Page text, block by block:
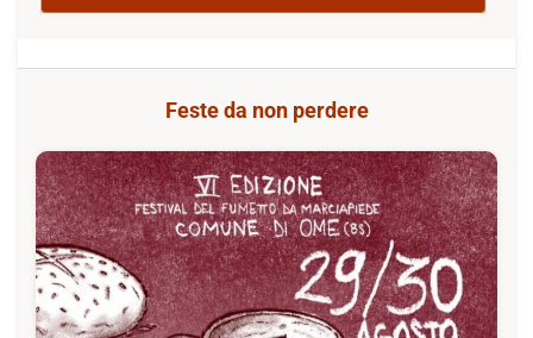
Feste da non perdere